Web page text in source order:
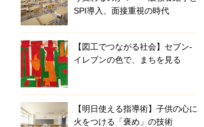
SPI導入、面接重視の時代
【図工でつながる社会】セブン‐
イレブンの色で、まちを見る
【明日使える指導術】子供の心に
火をつける「褒め」の技術